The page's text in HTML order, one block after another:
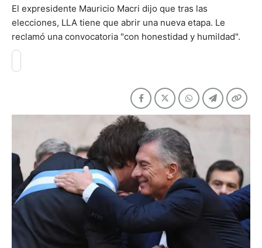
El expresidente Mauricio Macri dijo que tras las
elecciones, LLA tiene que abrir una nueva etapa. Le
reclamó una convocatoria "con honestidad y humildad".